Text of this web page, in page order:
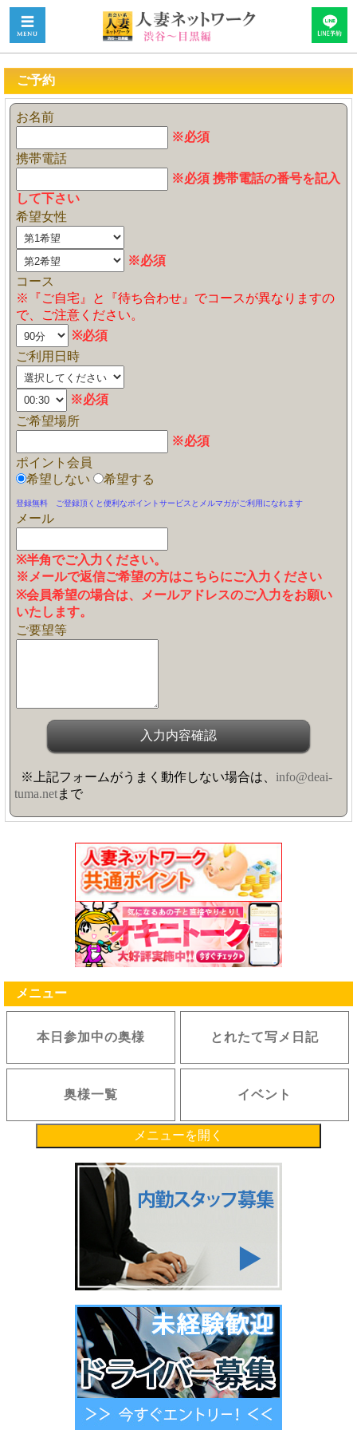
ご予約
お名前
※必須
携帯電話
※必須 携帯電話の番号を記入
して下さい
希望女性
※必須
コース
※『ご自宅』と『待ち合わせ』でコースが異なりますの
で、ご注意ください。
※必須
ご利用日時
※必須
ご希望場所
※必須
ポイント会員
希望しない
希望する
登録無料 ご登録頂くと便利なポイントサービスとメルマガがご利用になれます
メール
※半角でご入力ください。
※メールで返信ご希望の方はこちらにご入力ください
※会員希望の場合は、メールアドレスのご入力をお願い
いたします。
ご要望等
※上記フォームがうまく動作しない場合は、 info@deai-
tuma.netまで
メニュー
本日参加中の奥様 とれたて写メ日記
奥様一覧 イベント
メニューを開く